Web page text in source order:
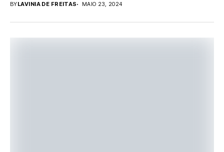
BYLAVINIA DE FREITAS MAIO 23, 2024